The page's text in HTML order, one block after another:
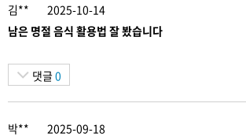
김**
2025-10-14
남은 명절 음식 활용법 잘 봤습니다
댓글 0
박**
2025-09-18